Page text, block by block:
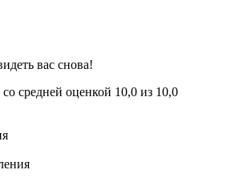
вас снова!
средней оценкой 10,0 из 10,0